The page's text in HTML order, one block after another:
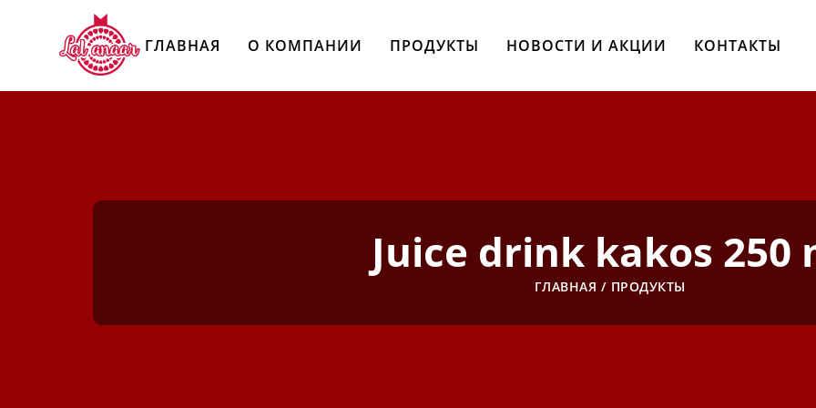
ГЛАВНАЯ О КОМПАНИИ ПРОДУКТЫ НОВОСТИ И АКЦИИ КОНТАКТЫ
Juice drink kakos 250
ГЛАВНАЯ ПРОДУКТЫ